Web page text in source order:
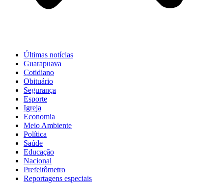
Últimas notícias
Guarapuava
Cotidiano
Obituário
Segurança
Esporte
Igreja
Economia
Meio Ambiente
Política
Saúde
Educação
Nacional
Prefeitômetro
Reportagens especiais